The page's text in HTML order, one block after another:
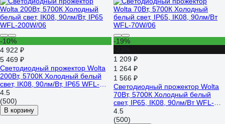
-10%
4 922 ₽
5 469 ₽
Светодиодный прожектор Wolta
200Вт, 5700К Холодный белый
свет, IK08, 90лм/Вт, IP65 WFL-
200W/06
4.5
(500)
В корзину
-19%
1 209 ₽
1 264 ₽
1 566 ₽
Светодиодный прожектор Wolta
70Вт, 5700К Холодный белый
свет, IP65, IK08, 90лм/Вт WFL-
70W/06
4.5
(500)